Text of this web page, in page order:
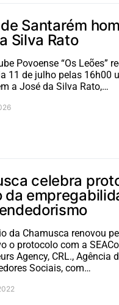
Santarém
Silva Rato
Povoense “Os Leões”
11 de julho pelas 16h00
a José da Silva Rato,…
celebra
da
da Chamusca renovou
o protocolo com a
Agency, CRL., Agência
Sociais, com…